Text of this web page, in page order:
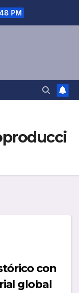
PM
con
global